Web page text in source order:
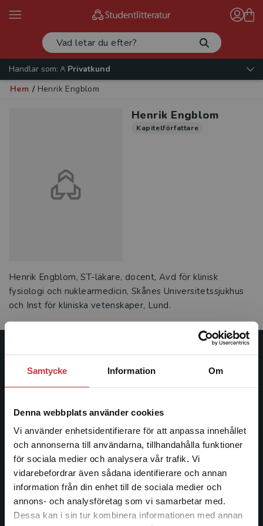
Samtycke Information Om
Denna webbplats använder cookies
Vi använder enhetsidentifierare för att anpassa innehållet
och annonserna till användarna, tillhandahålla funktioner
för sociala medier och analysera vår trafik. Vi
vidarebefordrar även sådana identifierare och annan
information från din enhet till de sociala medier och
annons- och analysföretag som vi samarbetar med.
Dessa kan i sin tur kombinera informationen med annan
Begränsad fraktregion
Handlar som:
Privatkund
Hem / Henrik Engblom
Henrik Engblom
Kapitelförfattare
Henrik Engblom, ST-läkare, docent, Avd för klinisk
fysiologi och nuklearmedicin, Skånes Universitetssjukhus
och Inst för kliniska vetenskaper, Lund.
Studentlitteratur
Studentlitteratur grundades 1963 och är idag Sveriges
facklitteratur, utbildningar och digitala
informationstjänster i utbudet, finns Studentlitteratur med
längs hela kunskapsresan.
Kontakta oss
Kontakta oss